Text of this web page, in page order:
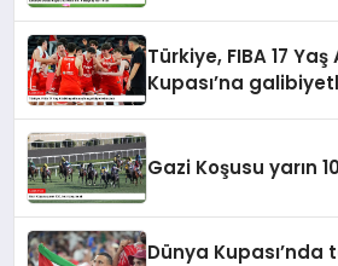
Türkiye, FIBA 17 Yaş
Kupası’na
Gazi Koşusu yarın
Dünya